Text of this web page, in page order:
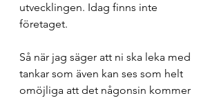
utvecklingen. Idag finns inte
företaget.
Så när jag säger att ni ska leka med
tankar som även kan ses som helt
omöjliga att det någonsin kommer